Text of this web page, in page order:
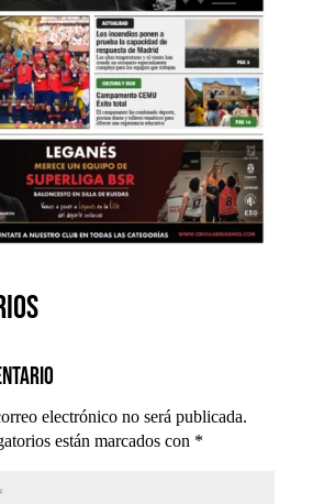
electrónico no será publicada.
están marcados con *